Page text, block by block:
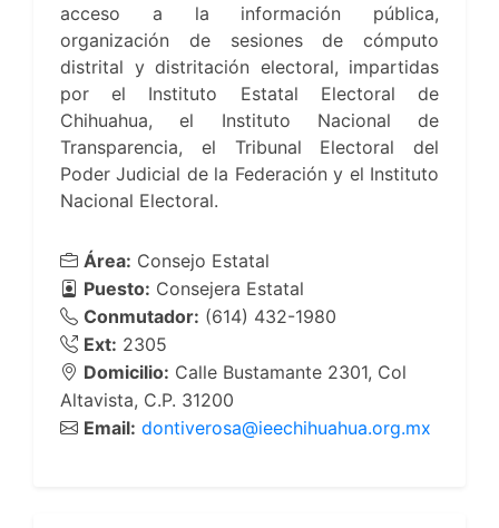
acceso a la información pública,
organización de sesiones de cómputo
distrital y distritación electoral, impartidas
por el Instituto Estatal Electoral de
Chihuahua, el Instituto Nacional de
Transparencia, el Tribunal Electoral del
Poder Judicial de la Federación y el Instituto
Nacional Electoral.
Área: Consejo Estatal
Puesto: Consejera Estatal
Conmutador: (614) 432-1980
Ext: 2305
Domicilio: Calle Bustamante 2301, Col
Altavista, C.P. 31200
Email: dontiverosa@ieechihuahua.org.mx